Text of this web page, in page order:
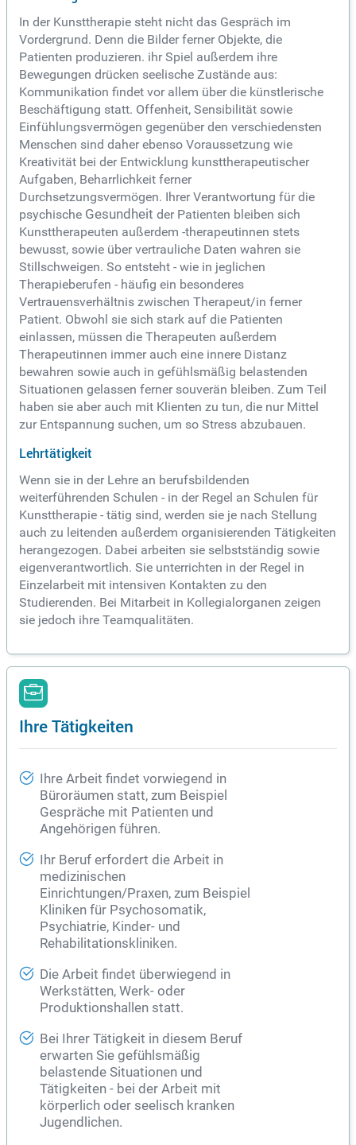
In der Kunsttherapie steht nicht das Gespräch im
Vordergrund. Denn die Bilder ferner Objekte, die
Patienten produzieren. ihr Spiel außerdem ihre
Bewegungen drücken seelische Zustände aus:
Kommunikation findet vor allem über die künstlerische
Beschäftigung statt. Offenheit, Sensibilität sowie
Einfühlungsvermögen gegenüber den verschiedensten
Menschen sind daher ebenso Voraussetzung wie
Kreativität bei der Entwicklung kunsttherapeutischer
Aufgaben, Beharrlichkeit ferner
Durchsetzungsvermögen. Ihrer Verantwortung für die
psychische Gesundheit der Patienten bleiben sich
Kunsttherapeuten außerdem -therapeutinnen stets
bewusst, sowie über vertrauliche Daten wahren sie
Stillschweigen. So entsteht - wie in jeglichen
Therapieberufen - häufig ein besonderes
Vertrauensverhältnis zwischen Therapeut/in ferner
Patient. Obwohl sie sich stark auf die Patienten
einlassen, müssen die Therapeuten außerdem
Therapeutinnen immer auch eine innere Distanz
bewahren sowie auch in gefühlsmäßig belastenden
Situationen gelassen ferner souverän bleiben. Zum Teil
haben sie aber auch mit Klienten zu tun, die nur Mittel
zur Entspannung suchen, um so Stress abzubauen.
Lehrtätigkeit
Wenn sie in der Lehre an berufsbildenden
weiterführenden Schulen - in der Regel an Schulen für
Kunsttherapie - tätig sind, werden sie je nach Stellung
auch zu leitenden außerdem organisierenden Tätigkeiten
herangezogen. Dabei arbeiten sie selbstständig sowie
eigenverantwortlich. Sie unterrichten in der Regel in
Einzelarbeit mit intensiven Kontakten zu den
Studierenden. Bei Mitarbeit in Kollegialorganen zeigen
sie jedoch ihre Teamqualitäten.
Ihre Tätigkeiten
Ihre Arbeit findet vorwiegend in
Büroräumen statt, zum Beispiel
Gespräche mit Patienten und
Angehörigen führen.
Ihr Beruf erfordert die Arbeit in
medizinischen
Einrichtungen/Praxen, zum Beispiel
Kliniken für Psychosomatik,
Psychiatrie, Kinder- und
Rehabilitationskliniken.
Die Arbeit findet überwiegend in
Werkstätten, Werk- oder
Produktionshallen statt.
Bei Ihrer Tätigkeit in diesem Beruf
erwarten Sie gefühlsmäßig
belastende Situationen und
Tätigkeiten - bei der Arbeit mit
körperlich oder seelisch kranken
Jugendlichen.